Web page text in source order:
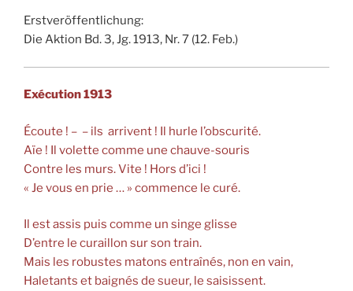
Erstveröffentlichung:
Die Aktion Bd. 3, Jg. 1913, Nr. 7 (12. Feb.)
Exécution 1913
Écoute ! – – ils arrivent ! Il hurle l’obscurité.
Aïe ! Il volette comme une chauve-souris
Contre les murs. Vite ! Hors d’ici !
« Je vous en prie … » commence le curé.
Il est assis puis comme un singe glisse
D’entre le curaillon sur son train.
Mais les robustes matons entraînés, non en vain,
Haletants et baignés de sueur, le saisissent.